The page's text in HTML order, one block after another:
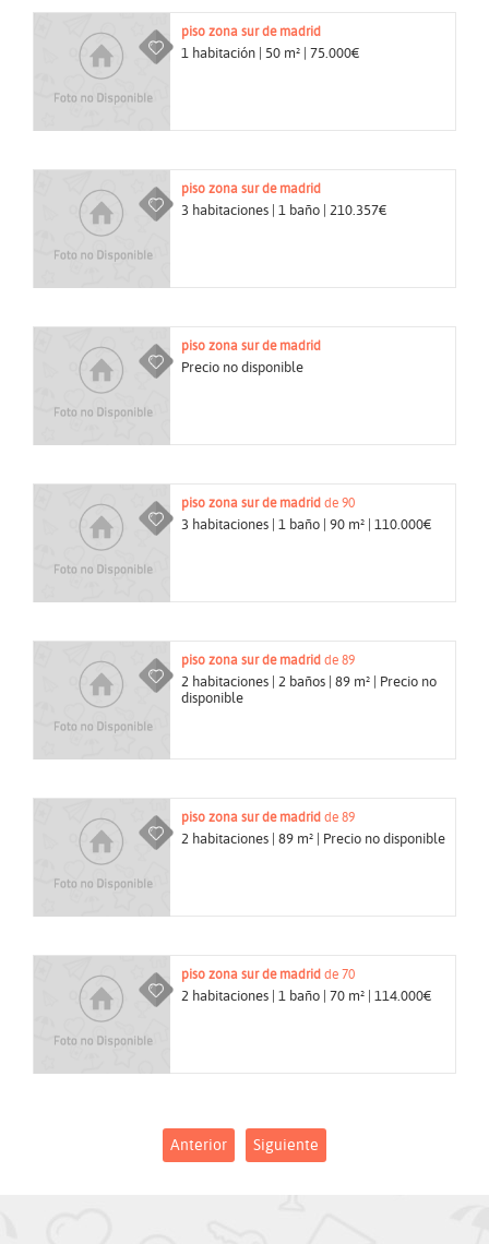
piso zona sur de madrid
1 habitación | 50 m² | 75.000€
piso zona sur de madrid
3 habitaciones | 1 baño | 210.357€
piso zona sur de madrid
Precio no disponible
piso zona sur de madrid de 90
3 habitaciones | 1 baño | 90 m² | 110.000€
piso zona sur de madrid de 89
2 habitaciones | 2 baños | 89 m² | Precio no
disponible
piso zona sur de madrid de 89
2 habitaciones | 89 m² | Precio no disponible
piso zona sur de madrid de 70
2 habitaciones | 1 baño | 70 m² | 114.000€
Anterior Siguiente